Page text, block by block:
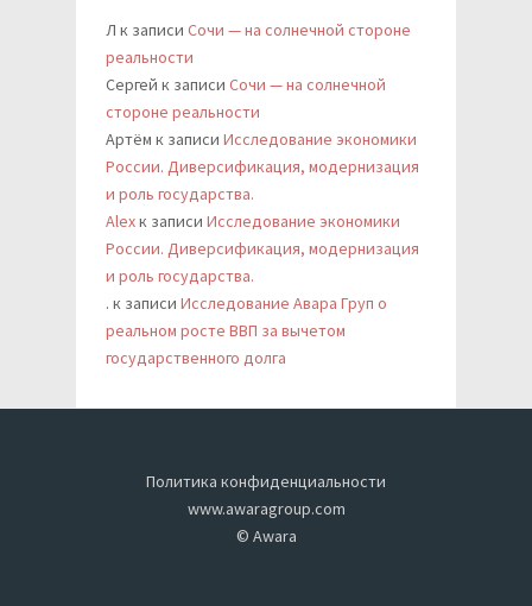
Л к записи Сочи — на солнечной стороне
реальности
Сергей к записи Сочи — на солнечной
стороне реальности
Артём к записи Исследование экономики
России. Диверсификация, модернизация
и роль государства.
Alexк записи Исследование экономики
России. Диверсификация, модернизация
и роль государства.
. к записи Исследование Авара Груп о
реальном росте ВВП за вычетом
государственного долга
Политика конфиденциальности
www.awaragroup.com
© Awara